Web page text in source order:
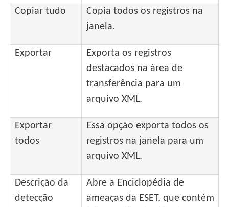
Copiar tudo
Copia todos os registros na
janela.
Exportar
Exporta os registros
destacados na área de
transferência para um
arquivo XML.
Exportar
todos
Essa opção exporta todos os
registros na janela para um
arquivo XML.
Descrição da
detecção
Abre a Enciclopédia de
ameaças da ESET, que contém